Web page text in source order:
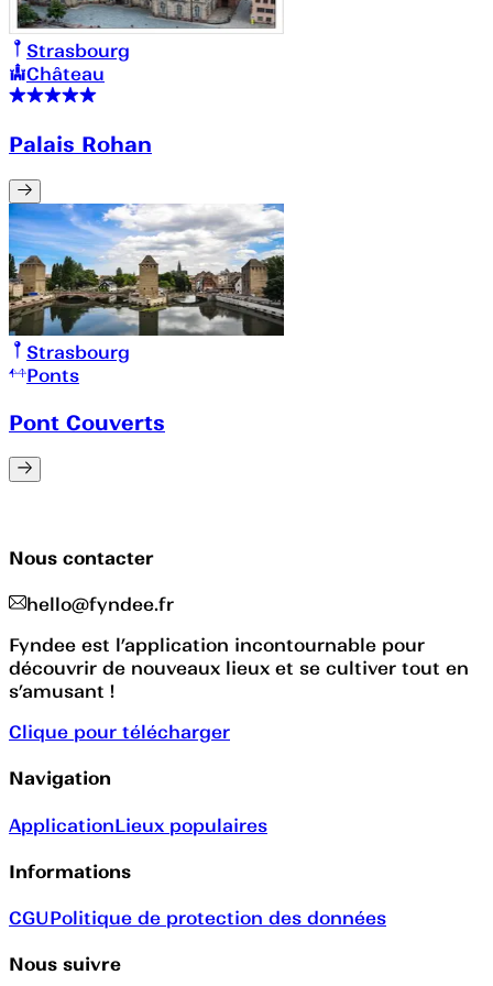
Strasbourg
Château
Palais Rohan
Strasbourg
Ponts
Pont Couverts
Nous contacter
hello@fyndee.fr
Fyndee est l’application incontournable pour
découvrir de nouveaux lieux et se cultiver tout en
s’amusant !
Clique pour télécharger
Navigation
ApplicationLieux populaires
Informations
CGUPolitique de protection des données
Nous suivre